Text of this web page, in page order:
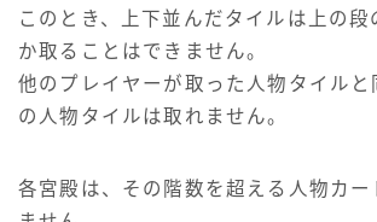
このとき、上下並んだタイルは上の段
か取ることはできません。
他のプレイヤーが取った人物タイルと
の人物タイルは取れません。
各宮殿は、その階数を超える人物カー